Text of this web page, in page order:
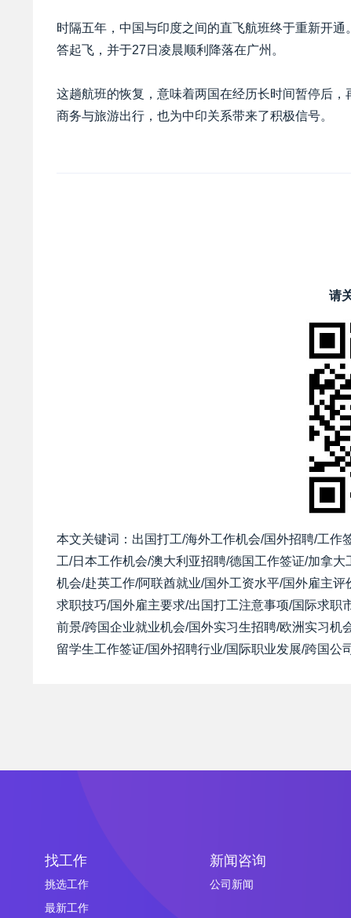
时隔五年，中国与印度之间的直飞航班终于重新开
答起飞，并于27日凌晨顺利降落在广州。
这趟航班的恢复，意味着两国在经历长时间暂停后
商务与旅游出行，也为中印关系带来了积极信号。
请
本文关键词：出国打工/海外工作机会/国外招聘/工
工/日本工作机会/澳大利亚招聘/德国工作签证/加拿
机会/赴英工作/阿联酋就业/国外工资水平/国外雇主
求职技巧/国外雇主要求/出国打工注意事项/国际求职
前景/跨国企业就业机会/国外实习生招聘/欧洲实习
留学生工作签证/国外招聘行业/国际职业发展/跨国公
找工作
挑选工作
最新工作
新闻咨询
公司新闻